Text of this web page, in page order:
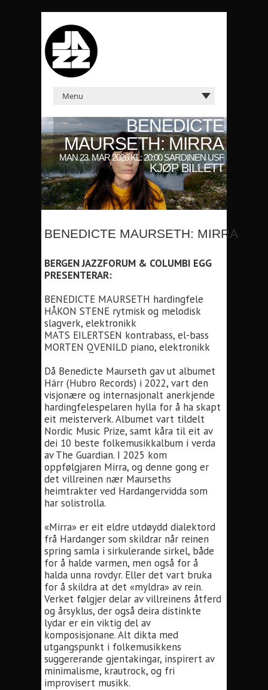
BENEDICTE
MAURSETH: MIRRA
MAN 23. MAR 2026 KL: 20:00 SARDINEN USF
KJØP BILLETT
BENEDICTE MAURSETH: MIRRA
BERGEN JAZZFORUM & COLUMBI EGG
PRESENTERAR:
BENEDICTE MAURSETH hardingfele
HÅKON STENE rytmisk og melodisk
slagverk, elektronikk
MATS EILERTSEN kontrabass, el-bass
MORTEN QVENILD piano, elektronikk
Då Benedicte Maurseth gav ut albumet
Hárr (Hubro Records) i 2022, vart den
visjonære og internasjonalt anerkjende
hardingfelespelaren hylla for å ha skapt
eit meisterverk. Albumet vart tildelt
Nordic Music Prize, samt kåra til eit av
dei 10 beste folkemusikkalbum i verda
av The Guardian. I 2025 kom
oppfølgjaren Mirra, og denne gong er
det villreinen nær Maurseths
heimtrakter ved Hardangervidda som
har solistrolla.
«Mirra» er eit eldre utdøydd dialektord
frå Hardanger som skildrar når reinen
spring samla i sirkulerande sirkel, både
for å halde varmen, men også for å
halda unna rovdyr. Eller det vart bruka
for å skildra at det «myldra» av rein.
Verket følgjer delar av villreinens åtferd
og årsyklus, der også deira distinkte
lydar er ein viktig del av
komposisjonane. Alt dikta med
utgangspunkt i folkemusikkens
suggererande gjentakingar, inspirert av
minimalisme, krautrock, og fri
improvisert musikk.